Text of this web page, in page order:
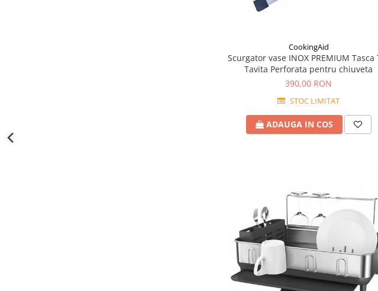
CookingAid
Scurgator vase INOX PREMIUM Tasca
Tavita Perforata pentru chiuveta
390,00 RON
STOC LIMITAT
ADAUGA IN COS